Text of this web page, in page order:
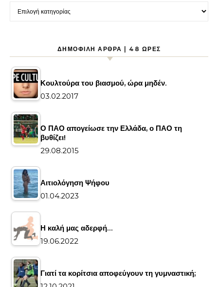
Kατηγορίες
ΔΗΜΟΦΙΛΉ ΆΡΘΡΑ | 48 ΏΡΕΣ
Κουλτούρα του βιασμού, ώρα μηδέν.
03.02.2017
Ο ΠΑΟ απογείωσε την Ελλάδα, ο ΠΑΟ τη
βυθίζει!
29.08.2015
Αιτιολόγηση Ψήφου
01.04.2023
Η καλή μας αδερφή…
19.06.2022
Γιατί τα κορίτσια αποφεύγουν τη γυμναστική;